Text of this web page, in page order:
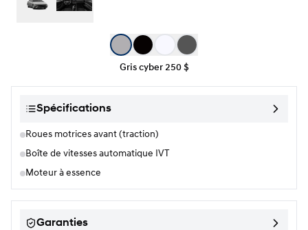
Sélection de couleur
Gris cyber250 $
Spécifications
Roues motrices avant (traction)
Boîte de vitesses automatique IVT
Moteur à essence
Garanties